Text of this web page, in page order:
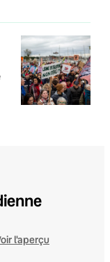
l'aperçu